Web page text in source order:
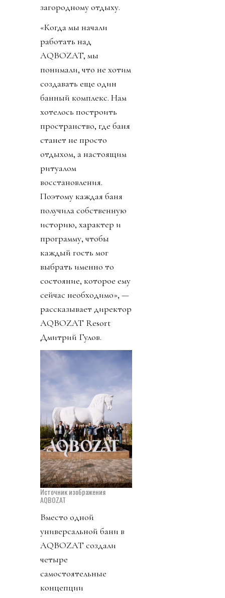
загородному отдыху.
«Когда мы начали
работать над
AQBOZAT, мы
понимали, что не хотим
создавать еще один
банный комплекс. Нам
хотелось построить
пространство, где баня
станет не просто
отдыхом, а настоящим
ритуалом
восстановления.
Поэтому каждая баня
получила собственную
историю, характер и
программу, чтобы
каждый гость мог
выбрать именно то
состояние, которое ему
сейчас необходимо», —
рассказывает директор
AQBOZAT Resort
Дмитрий Гулов.
Источник изображения
AQBOZAT
Вместо одной
универсальной бани в
AQBOZAT создали
четыре
самостоятельные
концепции